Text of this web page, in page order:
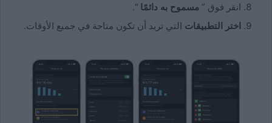
انقر فوق ” مسموح به دائمًا “.
اختر التطبيقات التي تريد أن تكون متاحة في جميع الأوقات.